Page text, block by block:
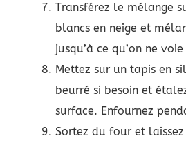
Transférez le mélange
blancs en neige et
jusqu’à ce qu’on ne
Mettez sur un tapis en
beurré si besoin et
surface. Enfournez
Sortez du four et